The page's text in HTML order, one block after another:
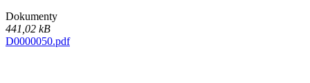
Dokumenty
441,02 kB
D0000050.pdf